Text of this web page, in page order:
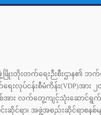
တိုးတက်ရေးဉီးစီးဌာန၏ ဘက်
တက်ရေးလုပ်ငန်းစီမံကိန်း(VDP)အ
စနစ်အား လက်တွေ့ကျင့်သုံးဆေ
းဆိုင်ရာ၊ အဖွဲ့အစည်းဆိုင်ရာစနစ်